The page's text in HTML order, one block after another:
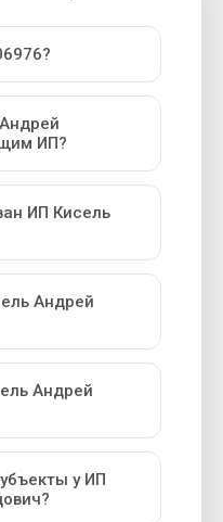
ИП?
ИП Кисель
Андрей
Андрей
у ИП